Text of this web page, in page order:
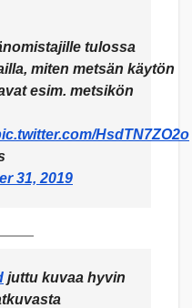
tulossa
miten metsän käytön
esim. metsikön
HsdTN7ZO2o
31, 2019
juttu kuvaa hyvin